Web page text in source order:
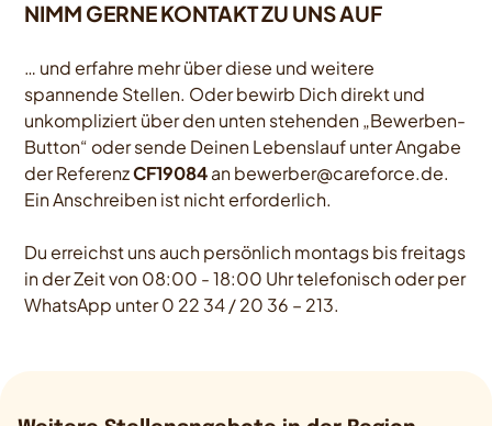
NIMM GERNE KONTAKT ZU UNS AUF
… und erfahre mehr über diese und weitere
spannende Stellen. Oder bewirb Dich direkt und
unkompliziert über den unten stehenden „Bewerben-
Button“ oder sende Deinen Lebenslauf unter Angabe
der ReferenzCF19084an bewerber@careforce.de.
Ein Anschreiben ist nicht erforderlich.
Du erreichst uns auch persönlich montags bis freitags
in der Zeit von 08:00 - 18:00 Uhr telefonisch oder per
WhatsApp unter 0 22 34 / 20 36 – 213.